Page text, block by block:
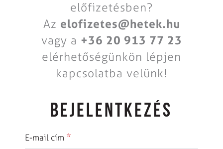
előfizetésben?
Az elofizetes@hetek.hu
vagy a +36 20 913 77 23
elérhetőségünkön lépjen
kapcsolatba velünk!
BEJELENTKEZÉS
E-mail cím *